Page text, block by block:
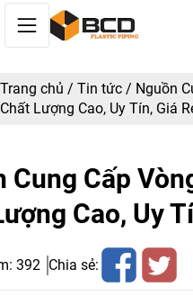
Trang chủ / Tin tức / Nguồn
Chất Lượng Cao, Uy Tín, Giá
Cung Cấp
Cao, Uy
392 Chia sẻ: